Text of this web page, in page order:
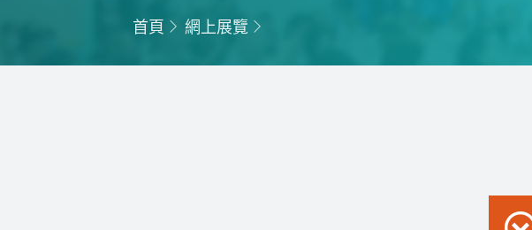
首頁 網上展覽